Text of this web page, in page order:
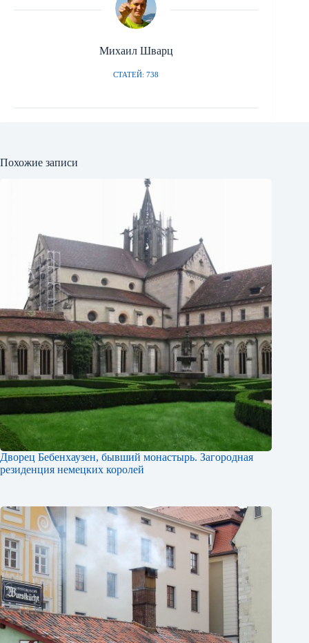
Михаил Шварц
СТАТЕЙ: 738
Похожие записи
Дворец Бебенхаузен, бывший монастырь. Загородная
резиденция немецких королей